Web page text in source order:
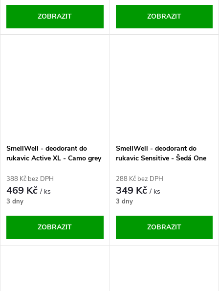
ZOBRAZIT ZOBRAZIT
SmellWell - deodorant do
rukavic Active XL - Camo grey
388 Kč bez DPH
469 Kč/ ks
3 dny
ZOBRAZIT
SmellWell - deodorant do
rukavic Sensitive - Šedá One
288 Kč bez DPH
349 Kč/ ks
3 dny
ZOBRAZIT